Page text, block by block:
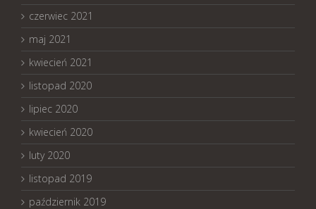
czerwiec 2021
maj 2021
kwiecień 2021
listopad 2020
lipiec 2020
kwiecień 2020
luty 2020
listopad 2019
październik 2019